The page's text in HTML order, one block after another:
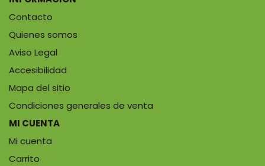
Contacto
Quienes somos
Aviso Legal
Accesibilidad
Mapa del sitio
Condiciones generales de venta
MI CUENTA
Mi cuenta
Carrito